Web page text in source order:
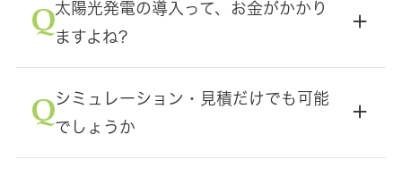
太陽光発電の導入って、お金がかかり
ますよね?
シミュレーション・見積だけでも可能
でしょうか